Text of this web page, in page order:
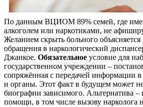
По данным ВЦИОМ 89% семей, где
алкоголем или наркотиками, не
Желанием скрыть больного объясняется
обращения в наркологический
Джанкое. Обязательное условие для
государственном учреждении –
сопряжённая с передачей информации
и органы. Этот факт в будущем может
биографии зависимого. Альтернатива –
помощи, в том числе вызову нарколога